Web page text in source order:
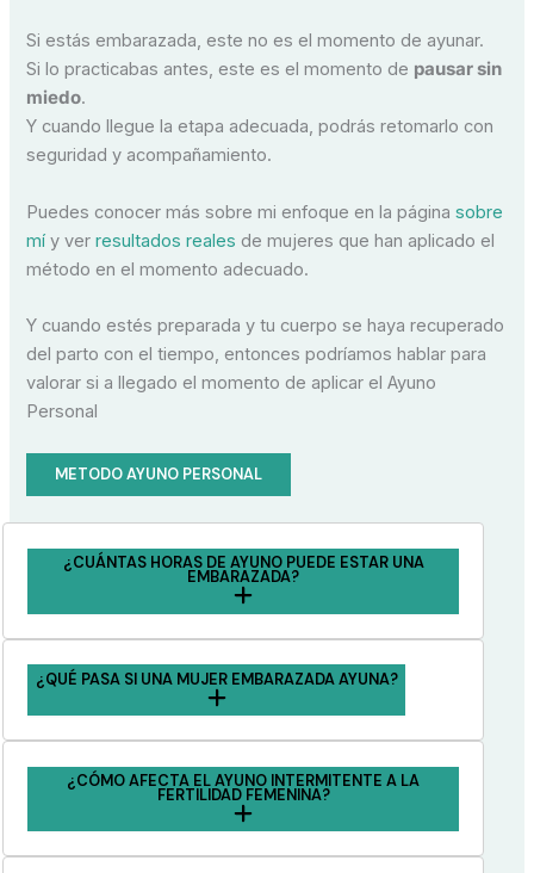
Si estás embarazada, este no es el momento de ayunar.
Si lo practicabas antes, este es el momento de pausar sin
miedo.
Y cuando llegue la etapa adecuada, podrás retomarlo con
seguridad y acompañamiento.
Puedes conocer más sobre mi enfoque en la páginasobre
mí y verresultados reales de mujeres que han aplicado el
método en el momento adecuado.
Y cuando estés preparada y tu cuerpo se haya recuperado
del parto con el tiempo, entonces podríamos hablar para
valorar si a llegado el momento de aplicar el Ayuno
Personal
METODO AYUNO PERSONAL
¿CUÁNTAS HORAS DE AYUNO PUEDE ESTAR UNA
EMBARAZADA?
¿QUÉ PASA SI UNA MUJER EMBARAZADA AYUNA?
¿CÓMO AFECTA EL AYUNO INTERMITENTE A LA
FERTILIDAD FEMENINA?